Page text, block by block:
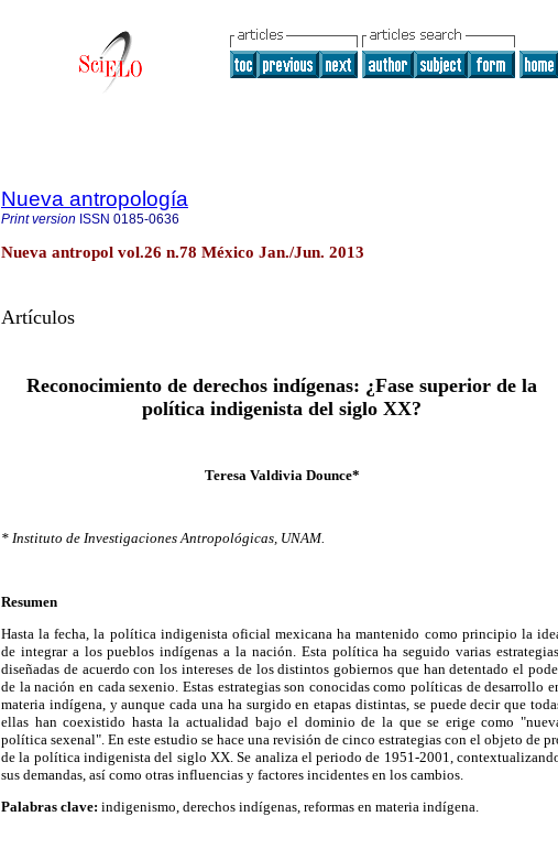
Nueva antropología
Print version ISSN 0185-0636
Nueva antropol vol.26 n.78 México Jan./Jun. 2013
Artículos
Reconocimiento de derechos indígenas: ¿Fase superior de la
política indigenista del siglo XX?
Teresa Valdivia Dounce*
* Instituto de Investigaciones Antropológicas, UNAM.
Resumen
Hasta la fecha, la política indigenista oficial mexicana ha mantenido como principio la
de integrar a los pueblos indígenas a la nación. Esta política ha seguido varias estrategias,
diseñadas de acuerdo con los intereses de los distintos gobiernos que han detentado el
de la nación en cada sexenio. Estas estrategias son conocidas como políticas de desarrollo
materia indígena, y aunque cada una ha surgido en etapas distintas, se puede decir que
ellas han coexistido hasta la actualidad bajo el dominio de la que se erige como
política sexenal". En este estudio se hace una revisión de cinco estrategias con el objeto de
de la política indigenista del siglo XX. Se analiza el periodo de 1951-2001,
sus demandas, así como otras influencias y factores incidentes en los cambios.
Palabras clave: indigenismo, derechos indígenas, reformas en materia indígena.